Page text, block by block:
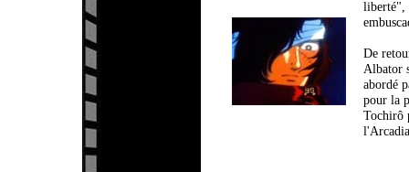
liberté",
De
Albator
abordé
pour la
Tochirô